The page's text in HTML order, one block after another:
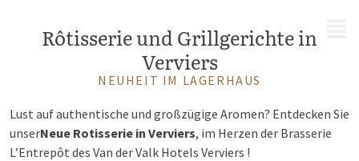
Rôtisserie und Grillgerichte in
Verviers
NEUHEIT IM LAGERHAUS
Lust auf authentische und großzügige Aromen? Entdecken Sie
unserNeue Rotisserie in Verviers, im Herzen der Brasserie
L’Entrepôt des Van der Valk Hotels Verviers !